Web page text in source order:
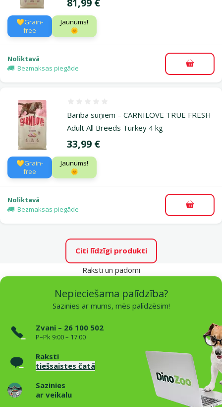
81,99 €
💛Grain-
free
Jaunums!
🌞
Noliktavā
Bezmaksas piegāde
Barība suņiem – CARNILOVE TRUE FRESH
Adult All Breeds Turkey 4 kg
Cena
33,99 €
💛Grain-
free
Jaunums!
🌞
Noliktavā
Bezmaksas piegāde
Citi līdzīgi produkti
Raksti un padomi
Nepieciešama palīdzība?
Sazinies ar mums, mēs palīdzēsim!
Zvani – 26 100 502
P–Pk 9:00 – 17:00
Raksti
tiešsaistes čatā
Sazinies
ar veikalu